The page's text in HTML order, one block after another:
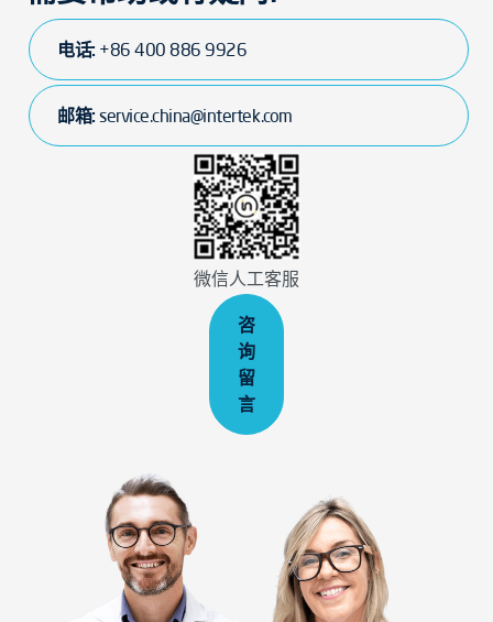
电话: +86 400 886 9926
邮箱:service.china@intertek.com
微信人工客服
咨
询
留
言